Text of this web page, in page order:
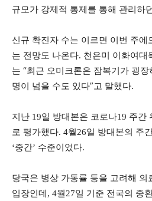
규모가 강제적 통제를 통해 관리하
신규 확진자 수는 이르면 이번 주에
는 전망도 나온다. 천은미 이화여대
는 “최근 오미크론은 잠복기가 굉
명이 넘을 수도 있다”고 말했다.
지난 19일 방대본은 코로나19 주간
로 평가했다. 4월26일 방대본의 주
‘중간’ 수준이었다.
당국은 병상 가동률 등을 고려해 의
입장인데, 4월27일 기준 전국의 중